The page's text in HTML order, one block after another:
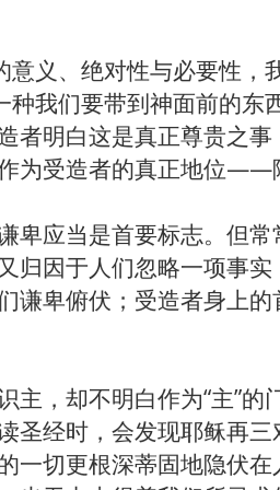
义、绝对性与必要性
种我们要带到神面前的
者明白这是真正尊贵之
为受造者的真正地位——
卑应当是首要标志。但
归因于人们忽略一项事
谦卑俯伏；受造者身
，却不明白作为“主”
圣经时，会发现耶稣再
一切更根深蒂固地隐伏